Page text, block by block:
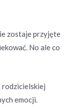
zostaje przyjęte
No ale co
rodzicielskiej
emocji.